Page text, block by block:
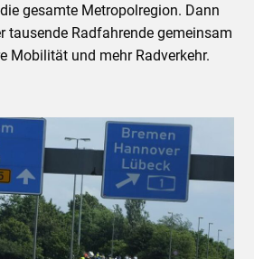
gesamte Metropolregion. Dann
tausende Radfahrende gemeinsam
Mobilität und mehr Radverkehr.